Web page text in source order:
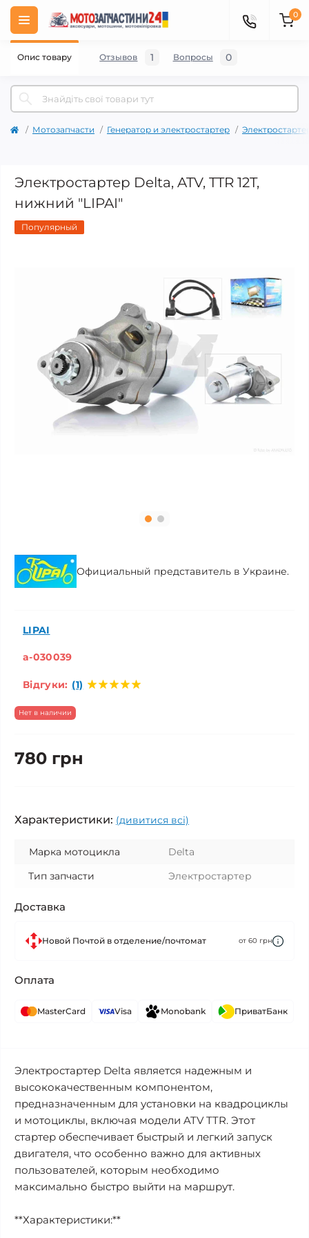
0
Мотозапчасти Генератор и электростартер
Электростартер Delta, ATV, TTR 12T,
нижний "LIPAI"
Популярный
Официальный представитель в Украине.
LIPAI
a-030039
Відгуки: (1)
Нет в наличии
780 грн
Характеристики: (дивитися всі)
Марка мотоцикла
Delta
Тип запчасти
Электростартер
Доставка
Новой Почтой в отделение/почтомат от 60 грн
Оплата
MasterCard Visa Monobank ПриватБанк
Опис товару Отзывов 1 Вопросы 0
Электростартер Delta является надежным и
высококачественным компонентом,
предназначенным для установки на квадроциклы
и мотоциклы, включая модели ATV TTR. Этот
стартер обеспечивает быстрый и легкий запуск
двигателя, что особенно важно для активных
пользователей, которым необходимо
максимально быстро выйти на маршрут.
**Характеристики:**